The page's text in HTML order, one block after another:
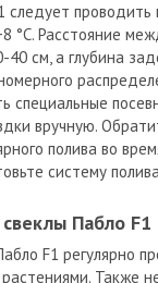
следует проводить
°C. Расстояние
см, а глубина
специальные
вручную.
полива во
систему
Пабло F1
F1 регулярно
Также